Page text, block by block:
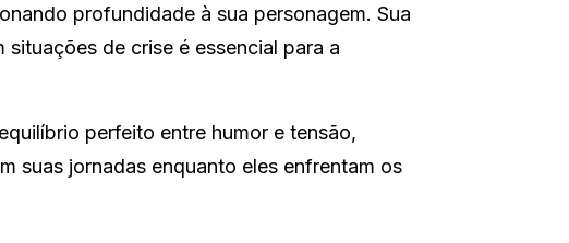
profundidade à sua personagem. Sua
de crise é essencial para a
perfeito entre humor e tensão,
suas jornadas enquanto eles enfrentam os